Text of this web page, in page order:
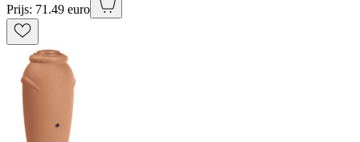
Prijs: 71.49 euro